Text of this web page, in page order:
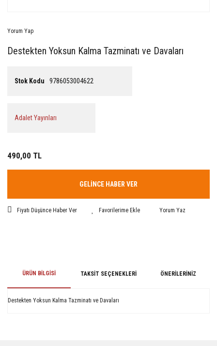
Yorum Yap
Destekten Yoksun Kalma Tazminatı ve Davaları
Stok Kodu 9786053004622
Adalet Yayınları
490,00 TL
GELİNCE HABER VER
Fiyatı Düşünce Haber Ver Yorum Yaz
ÜRÜN BILGISI TAKSIT SEÇENEKLERI ÖNERILERINIZ
Destekten Yoksun Kalma Tazminatı ve Davaları